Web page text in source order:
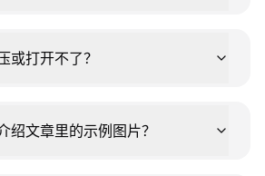
或打开不了？
绍文章里的示例图片？